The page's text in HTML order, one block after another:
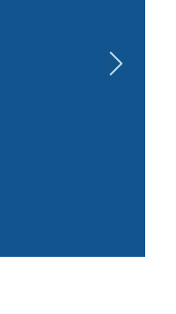
Next